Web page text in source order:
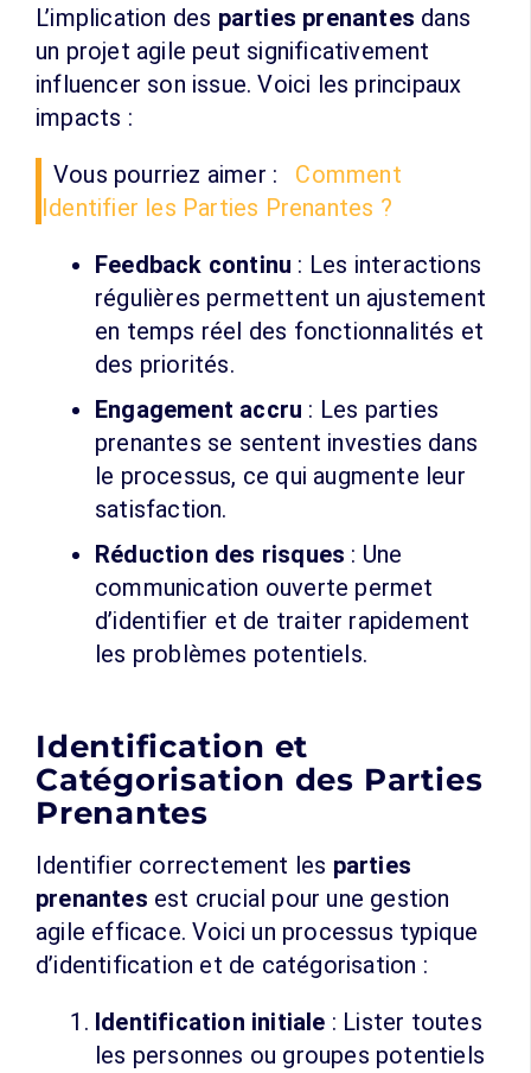
L’implication des parties prenantes dans
un projet agile peut significativement
influencer son issue. Voici les principaux
impacts :
Vous pourriez aimer :
Comment
Identifier les Parties Prenantes ?
Feedback continu : Les interactions
régulières permettent un ajustement
en temps réel des fonctionnalités et
des priorités.
Engagement accru : Les parties
prenantes se sentent investies dans
le processus, ce qui augmente leur
satisfaction.
Réduction des risques : Une
communication ouverte permet
d’identifier et de traiter rapidement
les problèmes potentiels.
Identification et
Catégorisation des Parties
Prenantes
Identifier correctement les parties
prenantes est crucial pour une gestion
agile efficace. Voici un processus typique
d’identification et de catégorisation :
Identification initiale : Lister toutes
les personnes ou groupes potentiels